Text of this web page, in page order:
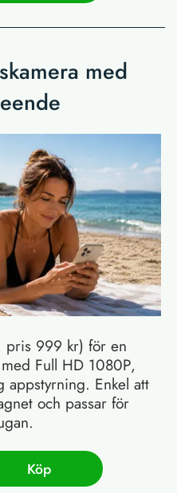
med
999 kr) för en
Full HD 1080P,
appstyrning. Enkel att
och passar för
Köp